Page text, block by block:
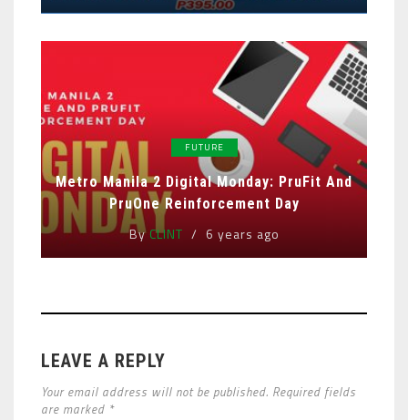
FUTURE
Metro Manila 2 Digital Monday: PruFit And
PruOne Reinforcement Day
ByCLINT 6 years ago
LEAVE A REPLY
Your email address will not be published. Required fields
are marked *